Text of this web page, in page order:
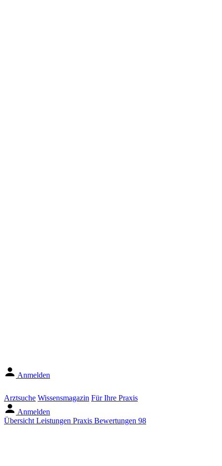
Anmelden
Arztsuche Wissensmagazin Für Ihre Praxis
Anmelden
Übersicht Leistungen Praxis Bewertungen 98